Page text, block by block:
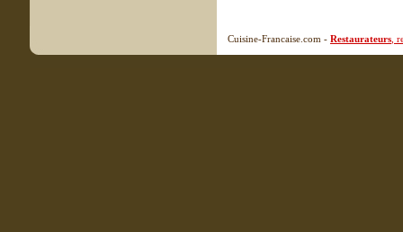
Cuisine-Francaise.com - Restaurateurs ,